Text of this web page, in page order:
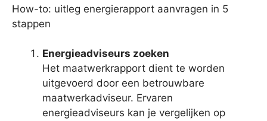
How-to: uitleg energierapport aanvragen in 5
stappen
Energieadviseurs zoeken
Het maatwerkrapport dient te worden
uitgevoerd door een betrouwbare
maatwerkadviseur. Ervaren
energieadviseurs kan je vergelijken op